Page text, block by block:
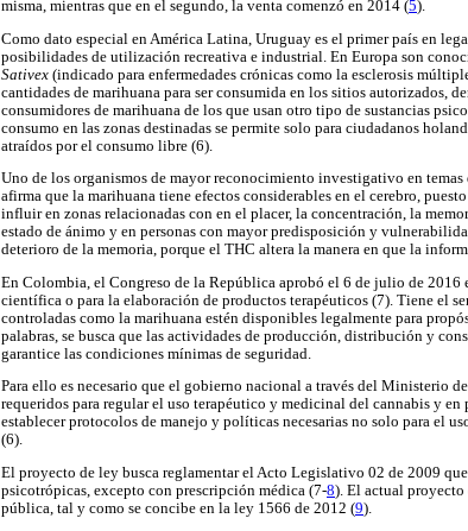
misma, mientras que en el segundo, la venta comenzó en 2014 (5).
Como dato especial en América Latina, Uruguay es el primer país en
posibilidades de utilización recreativa e industrial. En Europa son
Sativex (indicado para enfermedades crónicas como la esclerosis
cantidades de marihuana para ser consumida en los sitios autorizados,
consumidores de marihuana de los que usan otro tipo de sustancias
consumo en las zonas destinadas se permite solo para ciudadanos
atraídos por el consumo libre (6).
Uno de los organismos de mayor reconocimiento investigativo en temas
afirma que la marihuana tiene efectos considerables en el cerebro,
influir en zonas relacionadas con en el placer, la concentración, la
estado de ánimo y en personas con mayor predisposición y
deterioro de la memoria, porque el THC altera la manera en que la
En Colombia, el Congreso de la República aprobó el 6 de julio de
científica o para la elaboración de productos terapéuticos (7). Tiene el
controladas como la marihuana estén disponibles legalmente para
palabras, se busca que las actividades de producción, distribución y
garantice las condiciones mínimas de seguridad.
Para ello es necesario que el gobierno nacional a través del Ministerio
requeridos para regular el uso terapéutico y medicinal del cannabis y en
establecer protocolos de manejo y políticas necesarias no solo para el
(6).
El proyecto de ley busca reglamentar el Acto Legislativo 02 de 2009
psicotrópicas, excepto con prescripción médica (7-8). El actual proyecto
pública, tal y como se concibe en la ley 1566 de 2012 (9).